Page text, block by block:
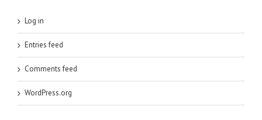
Log in
Entries feed
Comments feed
WordPress.org